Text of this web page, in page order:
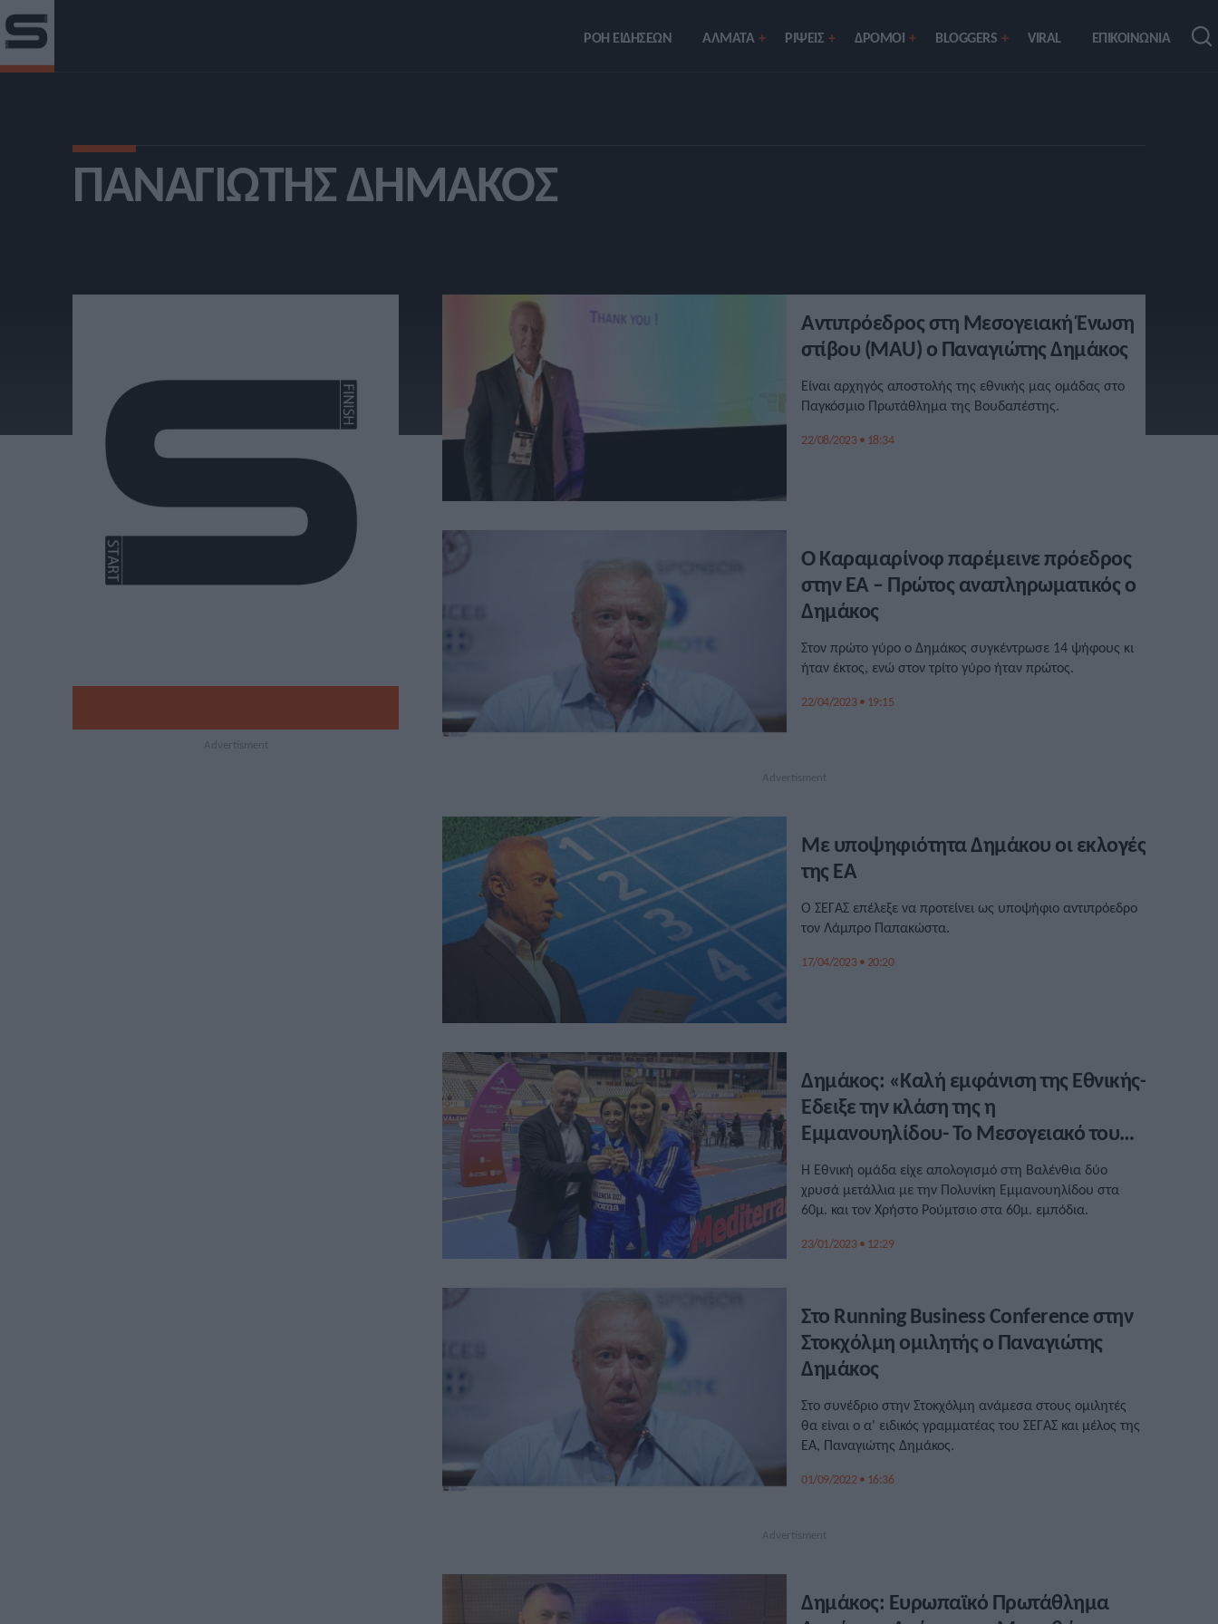
ΡΟΗ ΕΙΔΗΣΕΩΝ ΑΛΜΑΤΑ ΡIΨΕΙΣ ΔΡΟΜΟΙ BLOGGERS VIRAL ΕΠΙΚΟΙΝΩΝΙΑ
ΠΑΝΑΓΙΏΤΗΣ ΔΗΜΆΚΟΣ
Αντιπρόεδρος στη Μεσογειακή Ένωση
στίβου (MAU) ο Παναγιώτης Δημάκος
Είναι αρχηγός αποστολής της εθνικής μας ομάδας στο
Παγκόσμιο Πρωτάθλημα της Βουδαπέστης.
22/08/2023 • 18:34
O Καραμαρίνοφ παρέμεινε πρόεδρος
στην ΕΑ – Πρώτος αναπληρωματικός ο
Δημάκος
Στον πρώτο γύρο ο Δημάκος συγκέντρωσε 14 ψήφους κι
ήταν έκτος, ενώ στον τρίτο γύρο ήταν πρώτος.
22/04/2023 • 19:15
Με υποψηφιότητα Δημάκου οι εκλογές
της ΕΑ
Ο ΣΕΓΑΣ επέλεξε να προτείνει ως υποψήφιο αντιπρόεδρο
τον Λάμπρο Παπακώστα.
17/04/2023 • 20:20
Δημάκος: «Καλή εμφάνιση της Εθνικής-
Έδειξε την κλάση της η
Εμμανουηλίδου- Το Μεσογειακό του
2025 στην Τουρκία»
Η Εθνική ομάδα είχε απολογισμό στη Βαλένθια δύο
χρυσά μετάλλια με την Πολυνίκη Εμμανουηλίδου στα
60μ. και τον Χρήστο Ρούμτσιο στα 60μ. εμπόδια.
23/01/2023 • 12:29
Στο Running Business Conference στην
Στοκχόλμη ομιλητής ο Παναγιώτης
Δημάκος
Στο συνέδριο στην Στοκχόλμη ανάμεσα στους ομιλητές
θα είναι ο α' ειδικός γραμματέας του ΣΕΓΑΣ και μέλος της
ΕΑ, Παναγιώτης Δημάκος.
01/09/2022 • 16:36
Δημάκος: Ευρωπαϊκό Πρωτάθλημα